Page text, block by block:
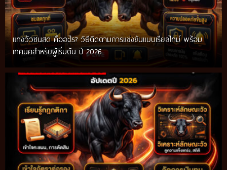
แทงวัวชนสด คืออะไร? วิธีติดตามการแข่งขันแบบเรียลไทม์ พร้อม
เทคนิคสำหรับผู้เริ่มต้น ปี 2026